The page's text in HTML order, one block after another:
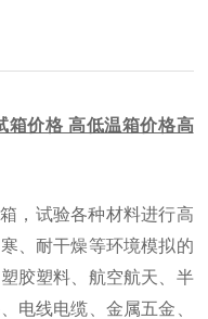
箱价格 高低温箱价格高
，试验各种材料进行高
、耐干燥等环境模拟的
胶塑料、航空航天、半
电线电缆、金属五金、